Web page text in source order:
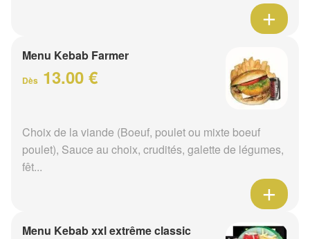
Menu Kebab Farmer
Dès 13.00 €
Choix de la viande (Boeuf, poulet ou mixte boeuf
poulet), Sauce au choix, crudités, galette de légumes,
fêt...
Menu Kebab xxl extrême classic